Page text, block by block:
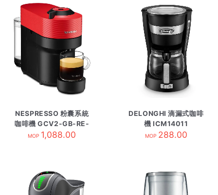
NESPRESSO 粉囊系統
咖啡機 GCV2-GB-RE-
NE紅
MOP 1,088.00
DELONGHI 滴漏式咖啡
機 ICM14011
MOP 288.00